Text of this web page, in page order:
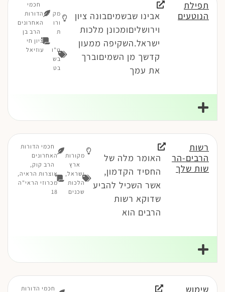
תפילת
הנוטעים
אבינו שבשמיםבונה ציון
וירושליםומכונן מלכות
ישראל.השקיפה ממעון
קדשך מן השמיםוברך
את עמך
מק
ורו
ת
ט"ו
בש
בט
חכמי
הדורות
האחרונים
הרב בן
ציון חי
עוזיאל
רשות
הרבים-הר
שות שלך
האומר מלה של
החסיד הקדמון,
אשר השכיל להביע
שדוקא רשות
הרבים הוא
מקורות
ארץ
ישראל,
הלכות
שכנים
חכמי הדורות
האחרונים
הרב קוק,
אוצרות הראיה,
מכרוזי הראי"ה
18
שימוש חכמי הדורות